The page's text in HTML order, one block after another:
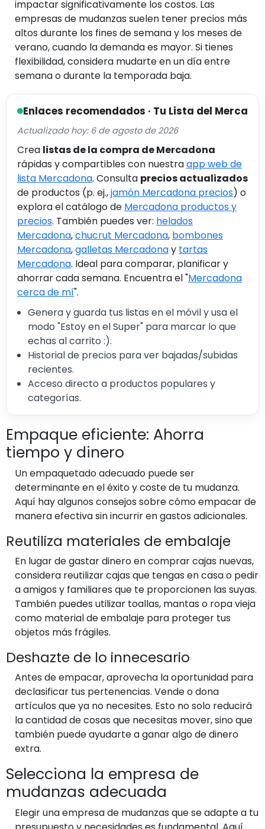
impactar significativamente los costos. Las
empresas de mudanzas suelen tener precios más
altos durante los fines de semana y los meses de
verano, cuando la demanda es mayor. Si tienes
flexibilidad, considera mudarte en un día entre
semana o durante la temporada baja.
Enlaces recomendados · Tu Lista del Merca
Actualizado hoy: 6 de agosto de 2026
Crea listas de la compra de Mercadona
rápidas y compartibles con nuestraapp web de
lista Mercadona. Consulta precios actualizados
de productos (p. ej.,jamón Mercadona precios) o
explora el catálogo de Mercadona productos y
precios. También puedes ver: helados
Mercadona,chucrut Mercadona, bombones
Mercadona,galletas Mercadonay tartas
Mercadona. Ideal para comparar, planificar y
ahorrar cada semana. Encuentra el "Mercadona
cerca de mí".
Genera y guarda tus listas en el móvil y usa el
modo "Estoy en el Super" para marcar lo que
echas al carrito :).
Historial de precios para ver bajadas/subidas
recientes.
Acceso directo a productos populares y
categorías.
Empaque eficiente: Ahorra
tiempo y dinero
Un empaquetado adecuado puede ser
determinante en el éxito y coste de tu mudanza.
Aquí hay algunos consejos sobre cómo empacar de
manera efectiva sin incurrir en gastos adicionales.
Reutiliza materiales de embalaje
En lugar de gastar dinero en comprar cajas nuevas,
considera reutilizar cajas que tengas en casa o pedir
a amigos y familiares que te proporcionen las suyas.
También puedes utilizar toallas, mantas o ropa vieja
como material de embalaje para proteger tus
objetos más frágiles.
Deshazte de lo innecesario
Antes de empacar, aprovecha la oportunidad para
declasificar tus pertenencias. Vende o dona
artículos que ya no necesites. Esto no solo reducirá
la cantidad de cosas que necesitas mover, sino que
también puede ayudarte a ganar algo de dinero
extra.
Selecciona la empresa de
mudanzas adecuada
Elegir una empresa de mudanzas que se adapte a tu